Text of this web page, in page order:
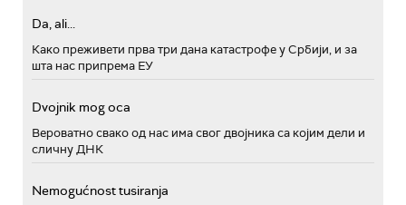
Da, ali...
Како преживети прва три дана катастрофе у Србији, и за
шта нас припрема ЕУ
Dvojnik mog oca
Вероватно свако од нас има свог двојника са којим дели и
сличну ДНК
Nemogućnost tusiranja